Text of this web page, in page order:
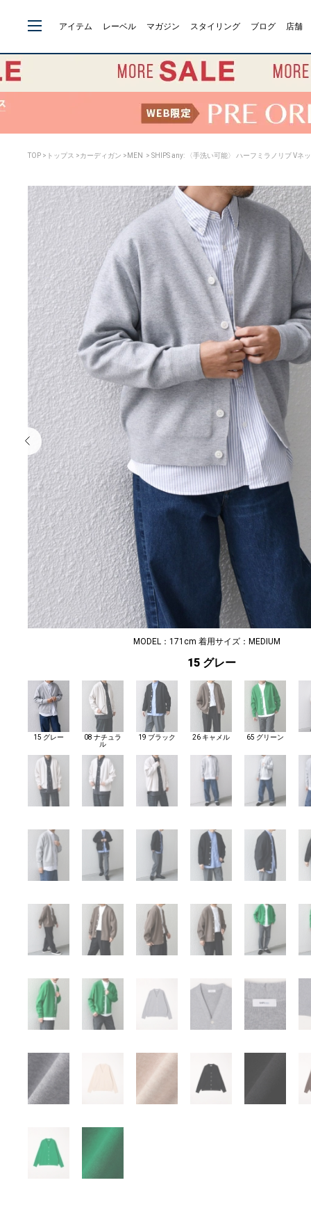
アイテム レーベル マガジン スタイリング ブログ 店舗
TOP > トップス >カーディガン > MEN > SHIPS any: 〈手洗い可能〉 ハーフミラノリブ Vネ
MODEL：171cm 着用サイズ：MEDIUM
15 グレー
15 グレー
08 ナチュラ
ル
19 ブラック 26 キャメル 65 グリーン